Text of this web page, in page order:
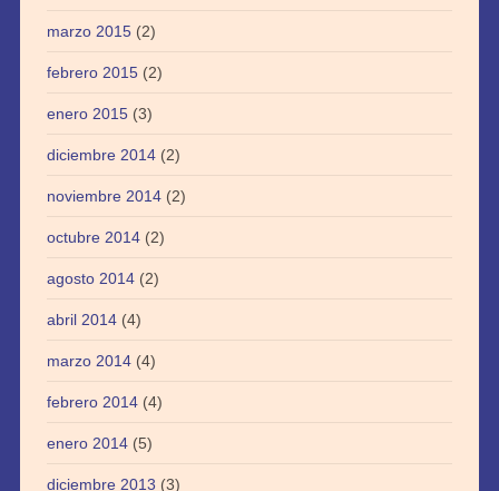
marzo 2015(2)
febrero 2015(2)
enero 2015(3)
diciembre 2014(2)
noviembre 2014(2)
octubre 2014(2)
agosto 2014(2)
abril 2014(4)
marzo 2014(4)
febrero 2014(4)
enero 2014(5)
diciembre 2013 (3)